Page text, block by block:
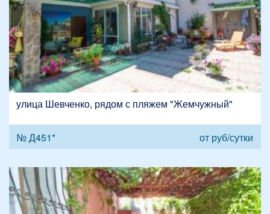
улица Шевченко, рядом с пляжем "Жемчужный"
№ Д451* от руб/сутки